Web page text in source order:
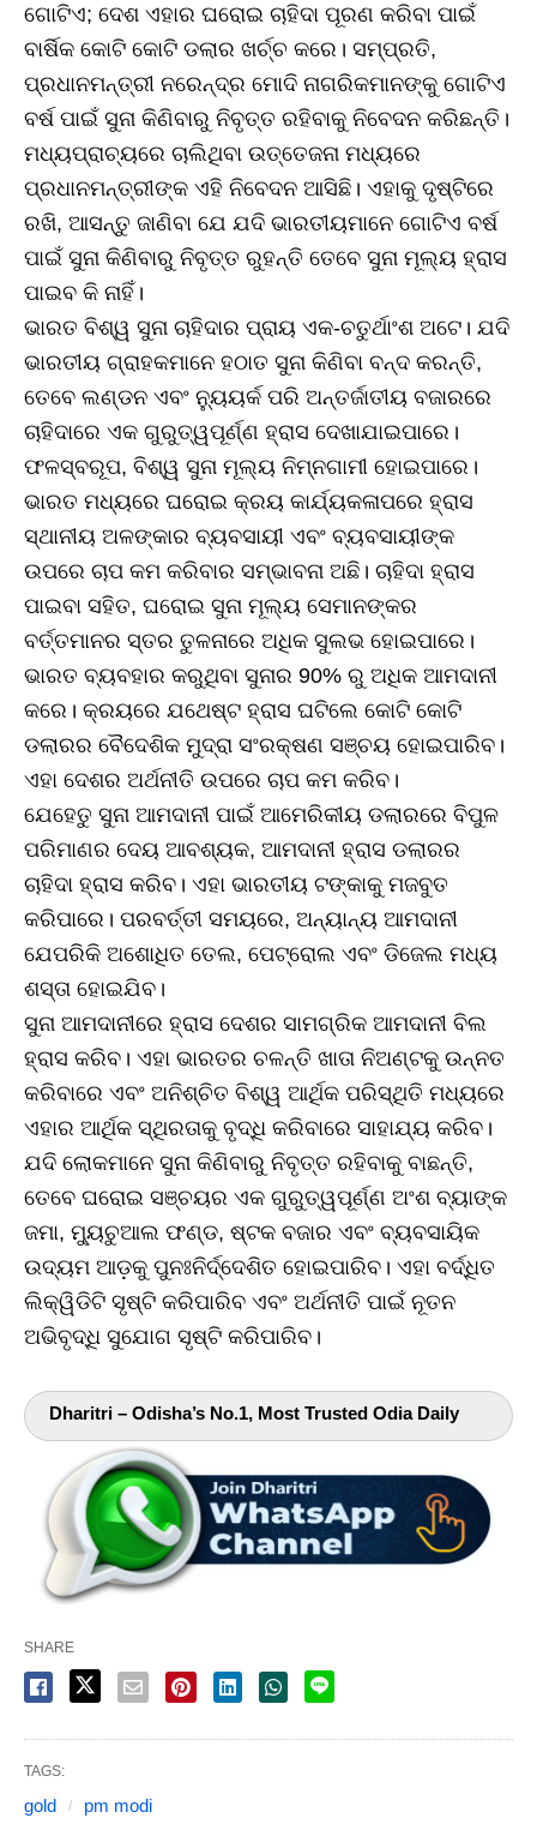
ଗୋଟିଏ; ଦେଶ ଏହାର ଘରୋଇ ଚାହିଦା ପୂରଣ କରିବା ପାଇଁ
ବାର୍ଷିକ କୋଟି କୋଟି ଡଲାର ଖର୍ଚ୍ଚ କରେ। ସମ୍ପ୍ରତି,
ପ୍ରଧାନମନ୍ତ୍ରୀ ନରେନ୍ଦ୍ର ମୋଦି ନାଗରିକମାନଙ୍କୁ ଗୋଟିଏ
ବର୍ଷ ପାଇଁ ସୁନା କିଣିବାରୁ ନିବୃତ୍ତ ରହିବାକୁ ନିବେଦନ କରିଛନ୍ତି।
ମଧ୍ୟପ୍ରାଚ୍ୟରେ ଚାଲିଥିବା ଉତ୍ତେଜନା ମଧ୍ୟରେ
ପ୍ରଧାନମନ୍ତ୍ରୀଙ୍କ ଏହି ନିବେଦନ ଆସିଛି। ଏହାକୁ ଦୃଷ୍ଟିରେ
ରଖି, ଆସନ୍ତୁ ଜାଣିବା ଯେ ଯଦି ଭାରତୀୟମାନେ ଗୋଟିଏ ବର୍ଷ
ପାଇଁ ସୁନା କିଣିବାରୁ ନିବୃତ୍ତ ରୁହନ୍ତି ତେବେ ସୁନା ମୂଲ୍ୟ ହ୍ରାସ
ପାଇବ କି ନାହିଁ।
ଭାରତ ବିଶ୍ୱ ସୁନା ଚାହିଦାର ପ୍ରାୟ ଏକ-ଚତୁର୍ଥାଂଶ ଅଟେ। ଯଦି
ଭାରତୀୟ ଗ୍ରାହକମାନେ ହଠାତ ସୁନା କିଣିବା ବନ୍ଦ କରନ୍ତି,
ତେବେ ଲଣ୍ଡନ ଏବଂ ନ୍ୟୁୟର୍କ ପରି ଅନ୍ତର୍ଜାତୀୟ ବଜାରରେ
ଚାହିଦାରେ ଏକ ଗୁରୁତ୍ୱପୂର୍ଣ୍ଣ ହ୍ରାସ ଦେଖାଯାଇପାରେ।
ଫଳସ୍ବରୂପ, ବିଶ୍ୱ ସୁନା ମୂଲ୍ୟ ନିମ୍ନଗାମୀ ହୋଇପାରେ।
ଭାରତ ମଧ୍ୟରେ ଘରୋଇ କ୍ରୟ କାର୍ଯ୍ୟକଳାପରେ ହ୍ରାସ
ସ୍ଥାନୀୟ ଅଳଙ୍କାର ବ୍ୟବସାୟୀ ଏବଂ ବ୍ୟବସାୟୀଙ୍କ
ଉପରେ ଚାପ କମ କରିବାର ସମ୍ଭାବନା ଅଛି। ଚାହିଦା ହ୍ରାସ
ପାଇବା ସହିତ, ଘରୋଇ ସୁନା ମୂଲ୍ୟ ସେମାନଙ୍କର
ବର୍ତ୍ତମାନର ସ୍ତର ତୁଳନାରେ ଅଧିକ ସୁଲଭ ହୋଇପାରେ।
ଭାରତ ବ୍ୟବହାର କରୁଥିବା ସୁନାର 90% ରୁ ଅଧିକ ଆମଦାନୀ
କରେ। କ୍ରୟରେ ଯଥେଷ୍ଟ ହ୍ରାସ ଘଟିଲେ କୋଟି କୋଟି
ଡଲାରର ବୈଦେଶିକ ମୁଦ୍ରା ସଂରକ୍ଷଣ ସଞ୍ଚୟ ହୋଇପାରିବ।
ଏହା ଦେଶର ଅର୍ଥନୀତି ଉପରେ ଚାପ କମ କରିବ।
ଯେହେତୁ ସୁନା ଆମଦାନୀ ପାଇଁ ଆମେରିକୀୟ ଡଲାରରେ ବିପୁଳ
ପରିମାଣର ଦେୟ ଆବଶ୍ୟକ, ଆମଦାନୀ ହ୍ରାସ ଡଲାରର
ଚାହିଦା ହ୍ରାସ କରିବ। ଏହା ଭାରତୀୟ ଟଙ୍କାକୁ ମଜବୁତ
କରିପାରେ। ପରବର୍ତ୍ତୀ ସମୟରେ, ଅନ୍ୟାନ୍ୟ ଆମଦାନୀ
ଯେପରିକି ଅଶୋଧିତ ତେଲ, ପେଟ୍ରୋଲ ଏବଂ ଡିଜେଲ ମଧ୍ୟ
ଶସ୍ତା ହୋଇଯିବ।
ସୁନା ଆମଦାନୀରେ ହ୍ରାସ ଦେଶର ସାମଗ୍ରିକ ଆମଦାନୀ ବିଲ
ହ୍ରାସ କରିବ। ଏହା ଭାରତର ଚଳନ୍ତି ଖାତା ନିଅଣ୍ଟକୁ ଉନ୍ନତ
କରିବାରେ ଏବଂ ଅନିଶ୍ଚିତ ବିଶ୍ୱ ଆର୍ଥିକ ପରିସ୍ଥିତି ମଧ୍ୟରେ
ଏହାର ଆର୍ଥିକ ସ୍ଥିରତାକୁ ବୃଦ୍ଧି କରିବାରେ ସାହାଯ୍ୟ କରିବ।
ଯଦି ଲୋକମାନେ ସୁନା କିଣିବାରୁ ନିବୃତ୍ତ ରହିବାକୁ ବାଛନ୍ତି,
ତେବେ ଘରୋଇ ସଞ୍ଚୟର ଏକ ଗୁରୁତ୍ୱପୂର୍ଣ୍ଣ ଅଂଶ ବ୍ୟାଙ୍କ
ଜମା, ମ୍ୟୁଚୁଆଲ ଫଣ୍ଡ, ଷ୍ଟକ ବଜାର ଏବଂ ବ୍ୟବସାୟିକ
ଉଦ୍ୟମ ଆଡ଼କୁ ପୁନଃନିର୍ଦ୍ଦେଶିତ ହୋଇପାରିବ। ଏହା ବର୍ଦ୍ଧିତ
ଲିକ୍ୱିଡିଟି ସୃଷ୍ଟି କରିପାରିବ ଏବଂ ଅର୍ଥନୀତି ପାଇଁ ନୂତନ
ଅଭିବୃଦ୍ଧି ସୁଯୋଗ ସୃଷ୍ଟି କରିପାରିବ।
Dharitri – Odisha’s No.1, Most Trusted Odia Daily
SHARE
TAGS:
gold pm modi